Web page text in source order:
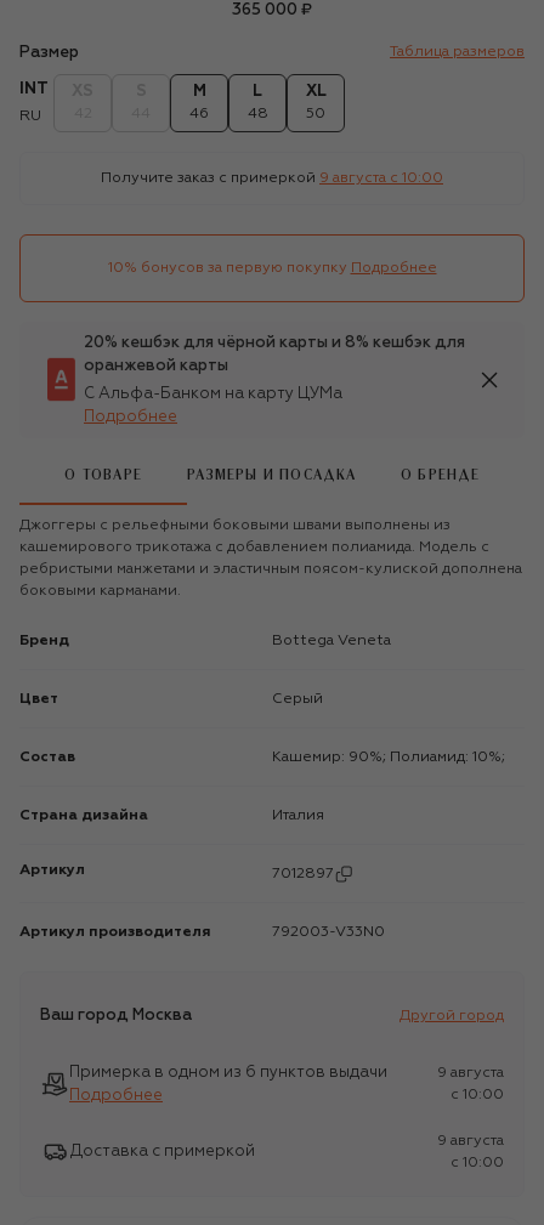
365 000 ₽
Размер Таблица размеров
INT
RU
M
46
L
48
XL
50
Получите заказ с примеркой 9 августа c 10:00
10% бонусов за первую покупку Подробнее
20% кешбэк для чёрной карты и 8% кешбэк для
оранжевой карты
С Альфа-Банком на карту ЦУМа
Подробнее
О ТОВАРЕ РАЗМЕРЫ И ПОСАДКА О БРЕНДЕ
Джоггеры с рельефными боковыми швами выполнены из
кашемирового трикотажа с добавлением полиамида. Модель с
ребристыми манжетами и эластичным поясом-кулиской дополнена
боковыми карманами.
Бренд Bottega Veneta
Цвет Серый
Состав Кашемир: 90%; Полиамид: 10%;
Страна дизайна Италия
Артикул 7012897
Артикул производителя 792003-V33N0
Ваш город Москва Другой город
Примерка в одном из 6 пунктов выдачи
Подробнее
9 августа
c 10:00
Доставка с примеркой
9 августа
c 10:00